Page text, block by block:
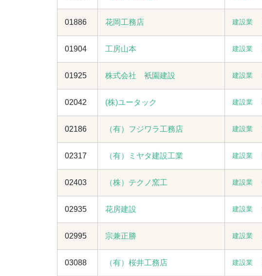
01886 花岡工務店 建設業
01904 工房山本 建設業
01925 株式会社 衹園建設 建設業
02042 (株)ユータック 建設業
02186 （有）フジワラ工務店 建設業
02317 （有）ミヤタ建設工業 建設業
02403 （株）テクノ窯工 建設業
02935 花房建設 建設業
02995 宗兼正勝 建設業
03088 （有）桜井工務店 建設業